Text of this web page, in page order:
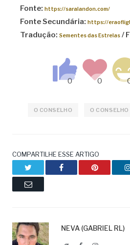
Fonte: https://saralandon.com/
Fonte Secundária: https://
Tradução: Sementes das Estrelas/
O CONSELHO O CONSELHO
COMPARTILHE ESSE ARTIGO
Facebook Pinterest
Email
NEVA (GABRIEL RL)